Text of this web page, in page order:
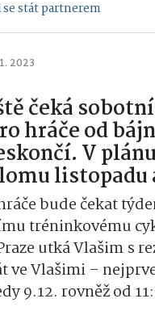
stát partnerem
2023
čeká sobotní
hráče od
V
listopadu
bude čekat
tréninkovému
utká Vlašim s
ve Vlašimi –
9.12. rovněž od